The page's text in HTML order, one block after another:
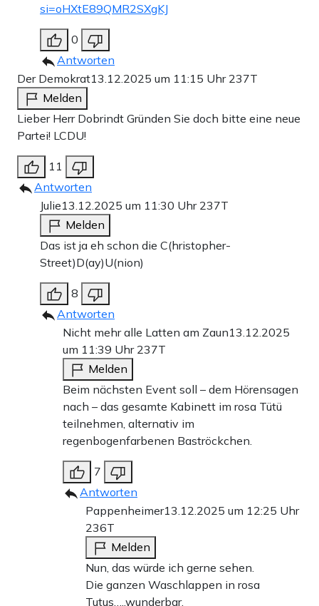
si=oHXtE89QMR2SXgKJ
0
Antworten
Der Demokrat13.12.2025 um 11:15 Uhr 237T
Melden
Lieber Herr Dobrindt Gründen Sie doch bitte eine neue
Partei! LCDU!
11
Antworten
Julie13.12.2025 um 11:30 Uhr 237T
Melden
Das ist ja eh schon die C(hristopher-
Street)D(ay)U(nion)
8
Antworten
Nicht mehr alle Latten am Zaun13.12.2025
um 11:39 Uhr 237T
Melden
Beim nächsten Event soll – dem Hörensagen
nach – das gesamte Kabinett im rosa Tütü
teilnehmen, alternativ im
regenbogenfarbenen Baströckchen.
7
Antworten
Pappenheimer13.12.2025 um 12:25 Uhr
236T
Melden
Nun, das würde ich gerne sehen.
Die ganzen Waschlappen in rosa
Tutus…..wunderbar.